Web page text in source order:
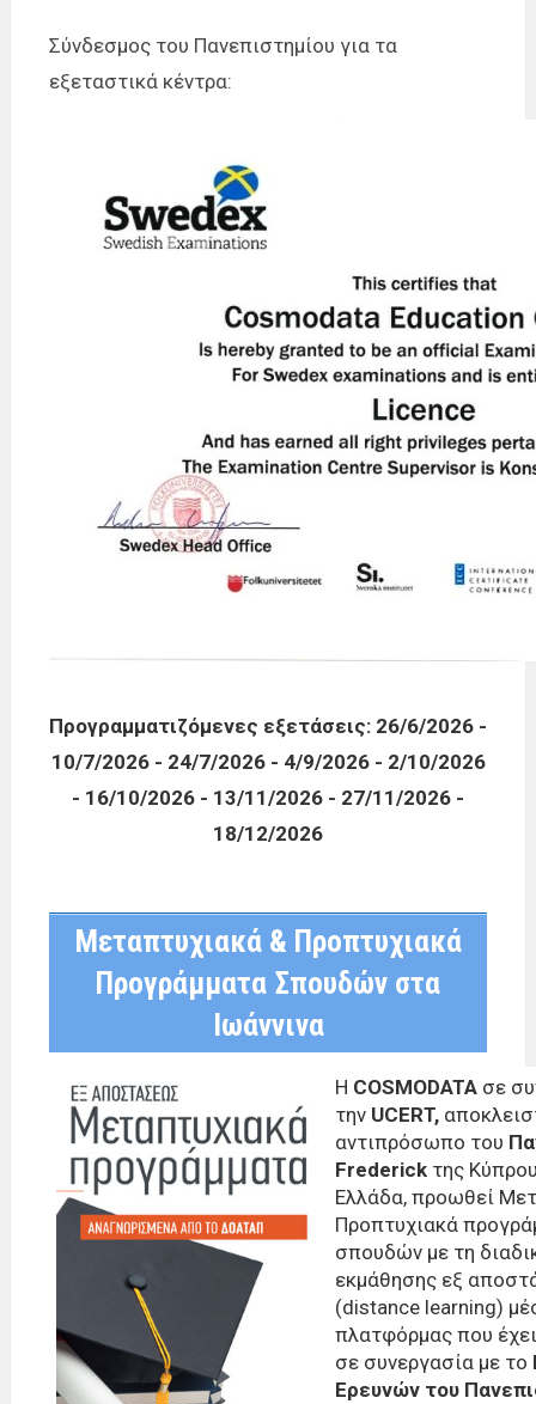
Σύνδεσμος του Πανεπιστημίου για τα
εξεταστικά κέντρα:
Προγραμματιζόμενες εξετάσεις: 26/6/2026 -
10/7/2026 - 24/7/2026 - 4/9/2026 - 2/10/2026
- 16/10/2026 - 13/11/2026 - 27/11/2026 -
18/12/2026
Μεταπτυχιακά & Προπτυχιακά
Προγράμματα Σπουδών στα
Ιωάννινα
H COSMODATA σε
την UCERT,
αντιπρόσωπο του
Frederick της
Ελλάδα, προωθεί
Προπτυχιακά
σπουδών με τη
εκμάθησης εξ
(distance learning)
πλατφόρμας που
σε συνεργασία με το
Ερευνών του